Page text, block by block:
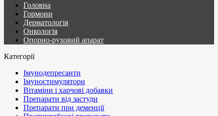
Головна
Гормони
Дерматологія
Онкологія
Опорно-руховий апарат
Категорії
Імунодепресанти
Імуностимулятори
Вітаміни і харчові добавки
Препарати від застуди
Препарати при деменції